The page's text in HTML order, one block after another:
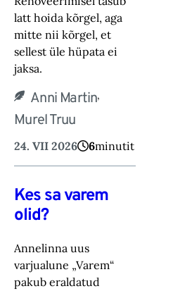
latt hoida kõrgel, aga
mitte nii kõrgel, et
sellest üle hüpata ei
jaksa.
Anni Martin,
Murel Truu
24. VII 2026 6minutit
Kes sa varem
olid?
Annelinna uus
varjualune „Varem“
pakub eraldatud